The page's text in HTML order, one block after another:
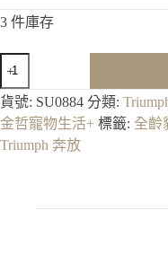
3 件庫存
【Triumph
放】
去
骨
貨號: SU0884 分類:
金哲寵物生活+ 標籤: 全齡
Triumph 奔放